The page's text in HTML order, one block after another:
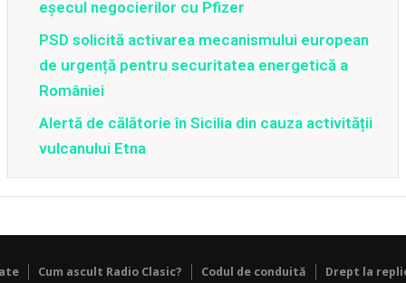
eșecul negocierilor cu Pfizer
PSD solicită activarea mecanismului european
de urgență pentru securitatea energetică a
României
Alertă de călătorie în Sicilia din cauza activității
vulcanului Etna
Cum ascult Radio Clasic? Codul de conduită Drept la